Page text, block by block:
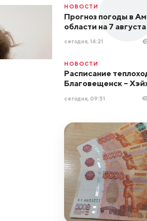
НОВОСТИ
Прогноз погоды в
области на 7 августа
сегодня, 14:21
НОВОСТИ
Расписание
Благовещенск –
сегодня, 09:51